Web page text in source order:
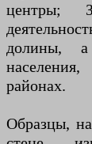
центры;
долины,
районах.
Образцы,